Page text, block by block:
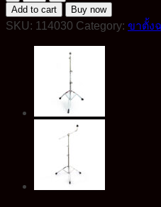
ขา
ตั้ง
ฉาบ
รุ่น
ร
Add to cart Buy now
SKU: 114030 Category: ขาตั้ง